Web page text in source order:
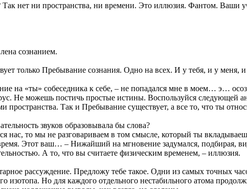
нет ни пространства, ни времени. Это иллюзия. Фантом. Ваши
сознанием.
только Пребывание сознания. Одно на всех. И у тебя, и у меня,
на «ты» собеседника к себе, – не попадался мне в моем… э…
Не можешь постичь простые истины. Воспользуйся следующей
пространства. Так и Пребывание существует, а все то, что ты
звуков образовывала бы слова?
то мы не разговариваем в том смысле, который ты
Этот ваш… – Нижайший на мгновение задумался, подбирая,
А то, что вы считаете физическим временем, – иллюзия.
рассуждение. Предложу тебе такое. Одни из самых точных
изотопа. Но для каждого отдельного нестабильного атома